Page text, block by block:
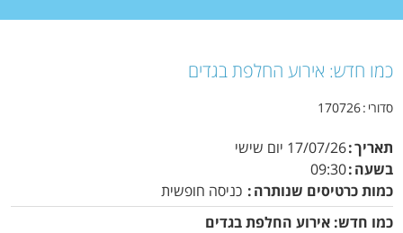
כמו חדש: אירוע החלפת בגדים
סדורי 170726
תאריך 17/07/26 יום שישי
בשעה 09:30
כמות כרטיסים שנותרה
כניסה חופשית
כמו חדש: אירוע החלפת בגדים